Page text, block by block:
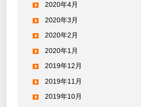
2020年4月
2020年3月
2020年2月
2020年1月
2019年12月
2019年11月
2019年10月